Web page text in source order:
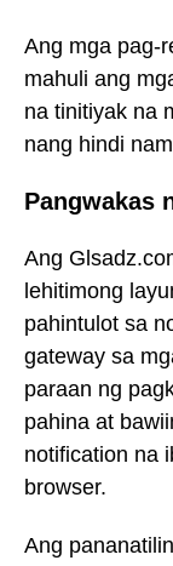
Ang mga pag-
mahuli ang
na tinitiyak na
nang hindi
Pangwakas
Ang
lehitimong
pahintulot sa
gateway sa
paraan ng
pahina at
notification na
browser.
Ang